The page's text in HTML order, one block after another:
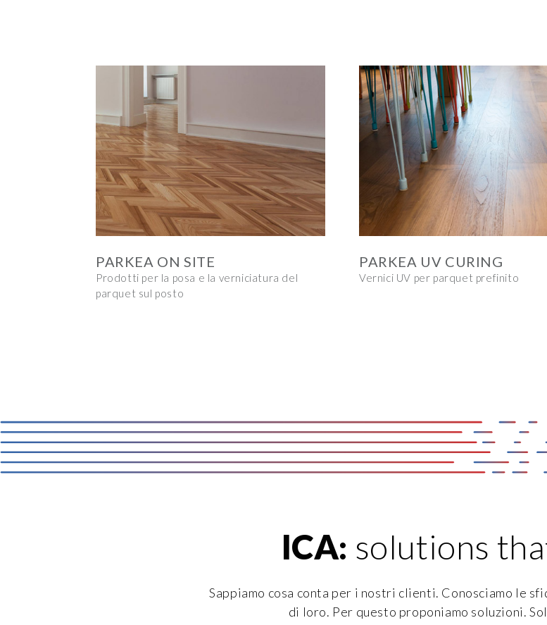
PARKEA ON SITE
Prodotti per la posa e la verniciatura del
parquet sul posto
PARKEA UV CURING
Vernici UV per parquet prefinito
ICA: solutions
Sappiamo cosa conta per i nostri clienti. Conosciamo le
di loro. Per questo proponiamo soluzioni.